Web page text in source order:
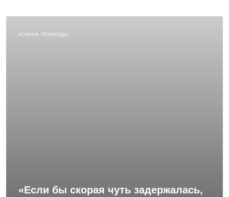
НУЖНА ПОМОЩЬ
«Если бы скорая чуть задержалась,